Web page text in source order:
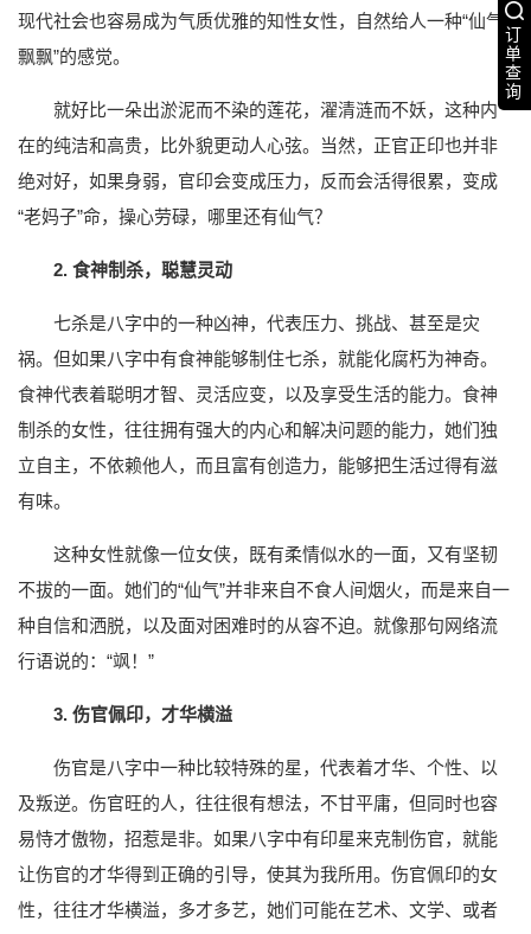
订
单
查
询
现代社会也容易成为气质优雅的知性女性，自然给人一种“仙气
飘飘”的感觉。
就好比一朵出淤泥而不染的莲花，濯清涟而不妖，这种内
在的纯洁和高贵，比外貌更动人心弦。当然，正官正印也并非
绝对好，如果身弱，官印会变成压力，反而会活得很累，变成
“老妈子”命，操心劳碌，哪里还有仙气？
2. 食神制杀，聪慧灵动
七杀是八字中的一种凶神，代表压力、挑战、甚至是灾
祸。但如果八字中有食神能够制住七杀，就能化腐朽为神奇。
食神代表着聪明才智、灵活应变，以及享受生活的能力。食神
制杀的女性，往往拥有强大的内心和解决问题的能力，她们独
立自主，不依赖他人，而且富有创造力，能够把生活过得有滋
有味。
这种女性就像一位女侠，既有柔情似水的一面，又有坚韧
不拔的一面。她们的“仙气”并非来自不食人间烟火，而是来自一
种自信和洒脱，以及面对困难时的从容不迫。就像那句网络流
行语说的：“飒！”
3. 伤官佩印，才华横溢
伤官是八字中一种比较特殊的星，代表着才华、个性、以
及叛逆。伤官旺的人，往往很有想法，不甘平庸，但同时也容
易恃才傲物，招惹是非。如果八字中有印星来克制伤官，就能
让伤官的才华得到正确的引导，使其为我所用。伤官佩印的女
性，往往才华横溢，多才多艺，她们可能在艺术、文学、或者